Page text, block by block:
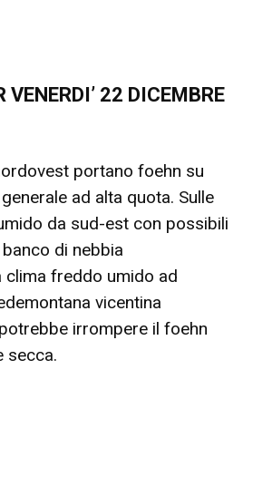
VENERDI’ 22 DICEMBRE
portano foehn su
ad alta quota. Sulle
da sud-est con possibili
di nebbia
clima freddo umido ad
vicentina
irrompere il foehn
secca.